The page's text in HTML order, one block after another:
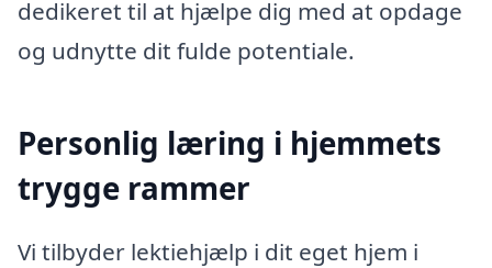
dedikeret til at hjælpe dig med at opdage
og udnytte dit fulde potentiale.
Personlig læring i hjemmets
trygge rammer
Vi tilbyder lektiehjælp i dit eget hjem i